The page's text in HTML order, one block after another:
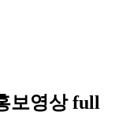
보영상 full